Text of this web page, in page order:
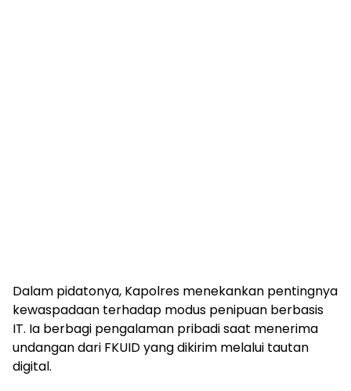
Dalam pidatonya, Kapolres menekankan pentingnya
kewaspadaan terhadap modus penipuan berbasis
IT. Ia berbagi pengalaman pribadi saat menerima
undangan dari FKUID yang dikirim melalui tautan
digital.